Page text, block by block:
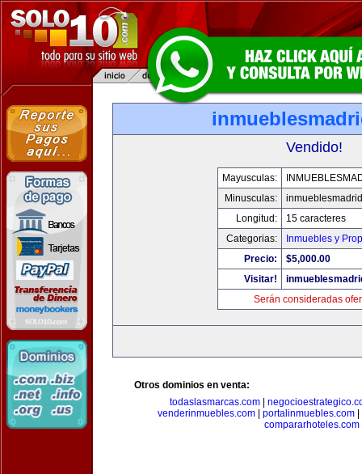
Vendido!
Mayusculas:
Minusculas:
Longitud:
15 caracteres
Categorias:
Inmuebles y
Precio:
$5,000.00
Visitar!
Serán consideradas
Otros dominios en venta:
todaslasmarcas.com
venderinmuebles.com| portalinmuebles.com|
compararhoteles.com